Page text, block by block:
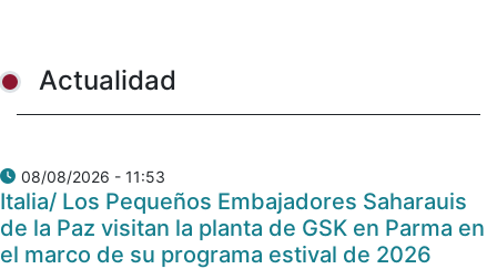
Actualidad
08/08/2026 - 11:53
Italia/ Los Pequeños Embajadores Saharauis
de la Paz visitan la planta de GSK en Parma en
el marco de su programa estival de 2026